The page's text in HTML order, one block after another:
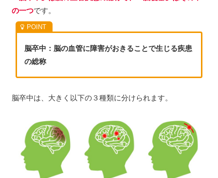
の一つです。
脳卒中：脳の血管に障害がおきることで生じる疾患
の総称
脳卒中は、大きく以下の３種類に分けられます。